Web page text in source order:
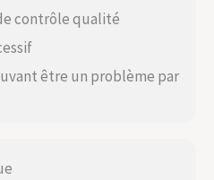
contrôle qualité
être un problème par